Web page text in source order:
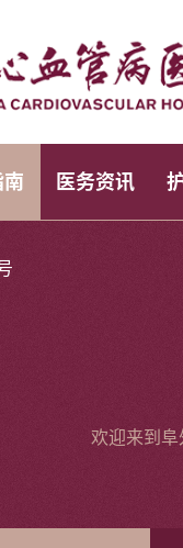
医务资讯
欢迎来到阜